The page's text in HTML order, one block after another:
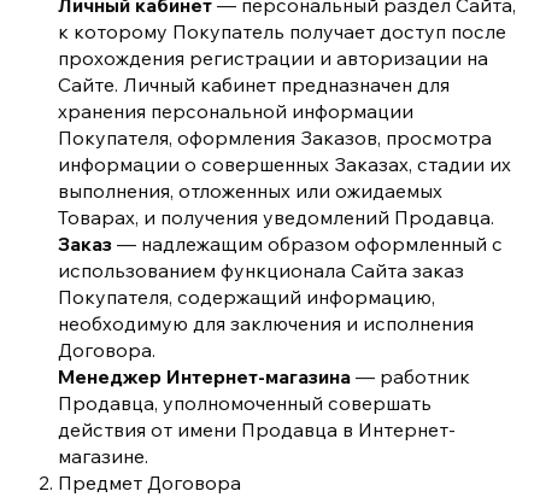
Личный кабинет — персональный раздел Сайта,
к которому Покупатель получает доступ после
прохождения регистрации и авторизации на
Сайте. Личный кабинет предназначен для
хранения персональной информации
Покупателя, оформления Заказов, просмотра
информации о совершенных Заказах, стадии их
выполнения, отложенных или ожидаемых
Товарах, и получения уведомлений Продавца.
Заказ — надлежащим образом оформленный с
использованием функционала Сайта заказ
Покупателя, содержащий информацию,
необходимую для заключения и исполнения
Договора.
Менеджер Интернет-магазина — работник
Продавца, уполномоченный совершать
действия от имени Продавца в Интернет-
магазине.
Предмет Договора